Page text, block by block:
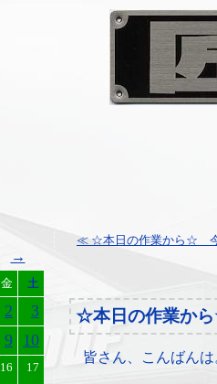
→
金 土
2
3
9 10
16 17
≪ ☆本日の作業から☆
☆本日の作業か
皆さん、こんばんは